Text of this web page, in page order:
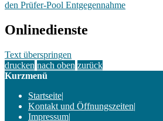
den Prüfer-Pool Entgegennahme
Onlinedienste
Text überspringen
drucken nach oben zurück
Kurzmenü
Startseite|
Kontakt und Öffnungszeiten|
Impressum|